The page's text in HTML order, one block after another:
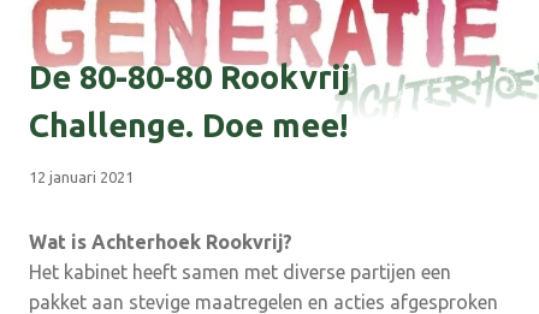
De 80-80-80 Rookvrij
Challenge. Doe mee!
12 januari 2021
Wat is Achterhoek Rookvrij?
Het kabinet heeft samen met diverse partijen een
pakket aan stevige maatregelen en acties afgesproken